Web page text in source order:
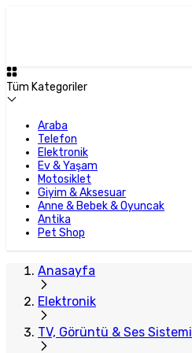
Tüm Kategoriler
Araba
Telefon
Elektronik
Ev & Yaşam
Motosiklet
Giyim & Aksesuar
Anne & Bebek & Oyuncak
Antika
Pet Shop
Anasayfa
Elektronik
TV, Görüntü & Ses Sistemi